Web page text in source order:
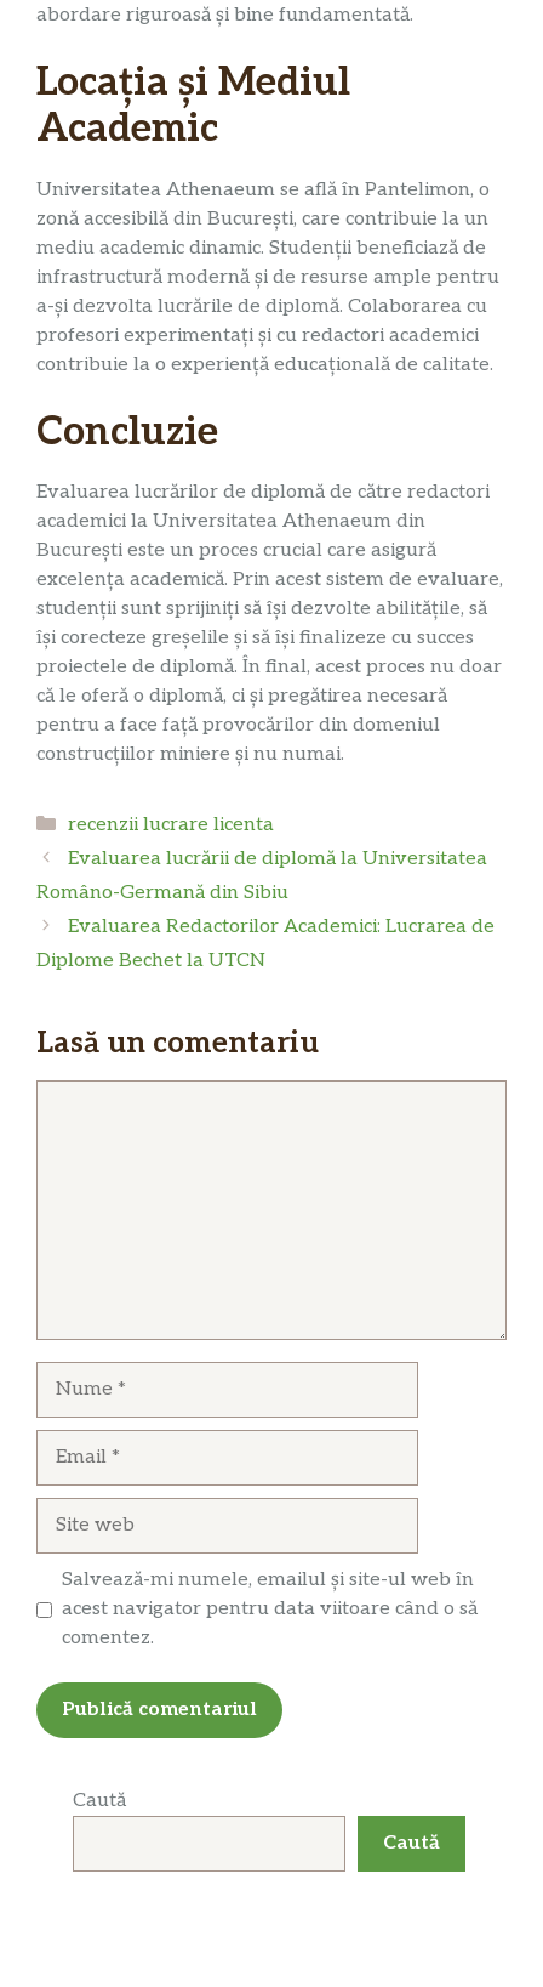
abordare riguroasă și bine fundamentată.
Locația și Mediul
Academic
Universitatea Athenaeum se află în Pantelimon, o
zonă accesibilă din București, care contribuie la un
mediu academic dinamic. Studenții beneficiază de
infrastructură modernă și de resurse ample pentru
a-și dezvolta lucrările de diplomă. Colaborarea cu
profesori experimentați și cu redactori academici
contribuie la o experiență educațională de calitate.
Concluzie
Evaluarea lucrărilor de diplomă de către redactori
academici la Universitatea Athenaeum din
București este un proces crucial care asigură
excelența academică. Prin acest sistem de evaluare,
studenții sunt sprijiniți să își dezvolte abilitățile, să
își corecteze greșelile și să își finalizeze cu succes
proiectele de diplomă. În final, acest proces nu doar
că le oferă o diplomă, ci și pregătirea necesară
pentru a face față provocărilor din domeniul
construcțiilor miniere și nu numai.
Categorii
recenzii lucrare licenta
Evaluarea lucrării de diplomă la Universitatea
Româno-Germană din Sibiu
Evaluarea Redactorilor Academici: Lucrarea de
Diplome Bechet la UTCN
Lasă un comentariu
Salvează-mi numele, emailul și site-ul web în
acest navigator pentru data viitoare când o să
comentez.
Caută
Caută